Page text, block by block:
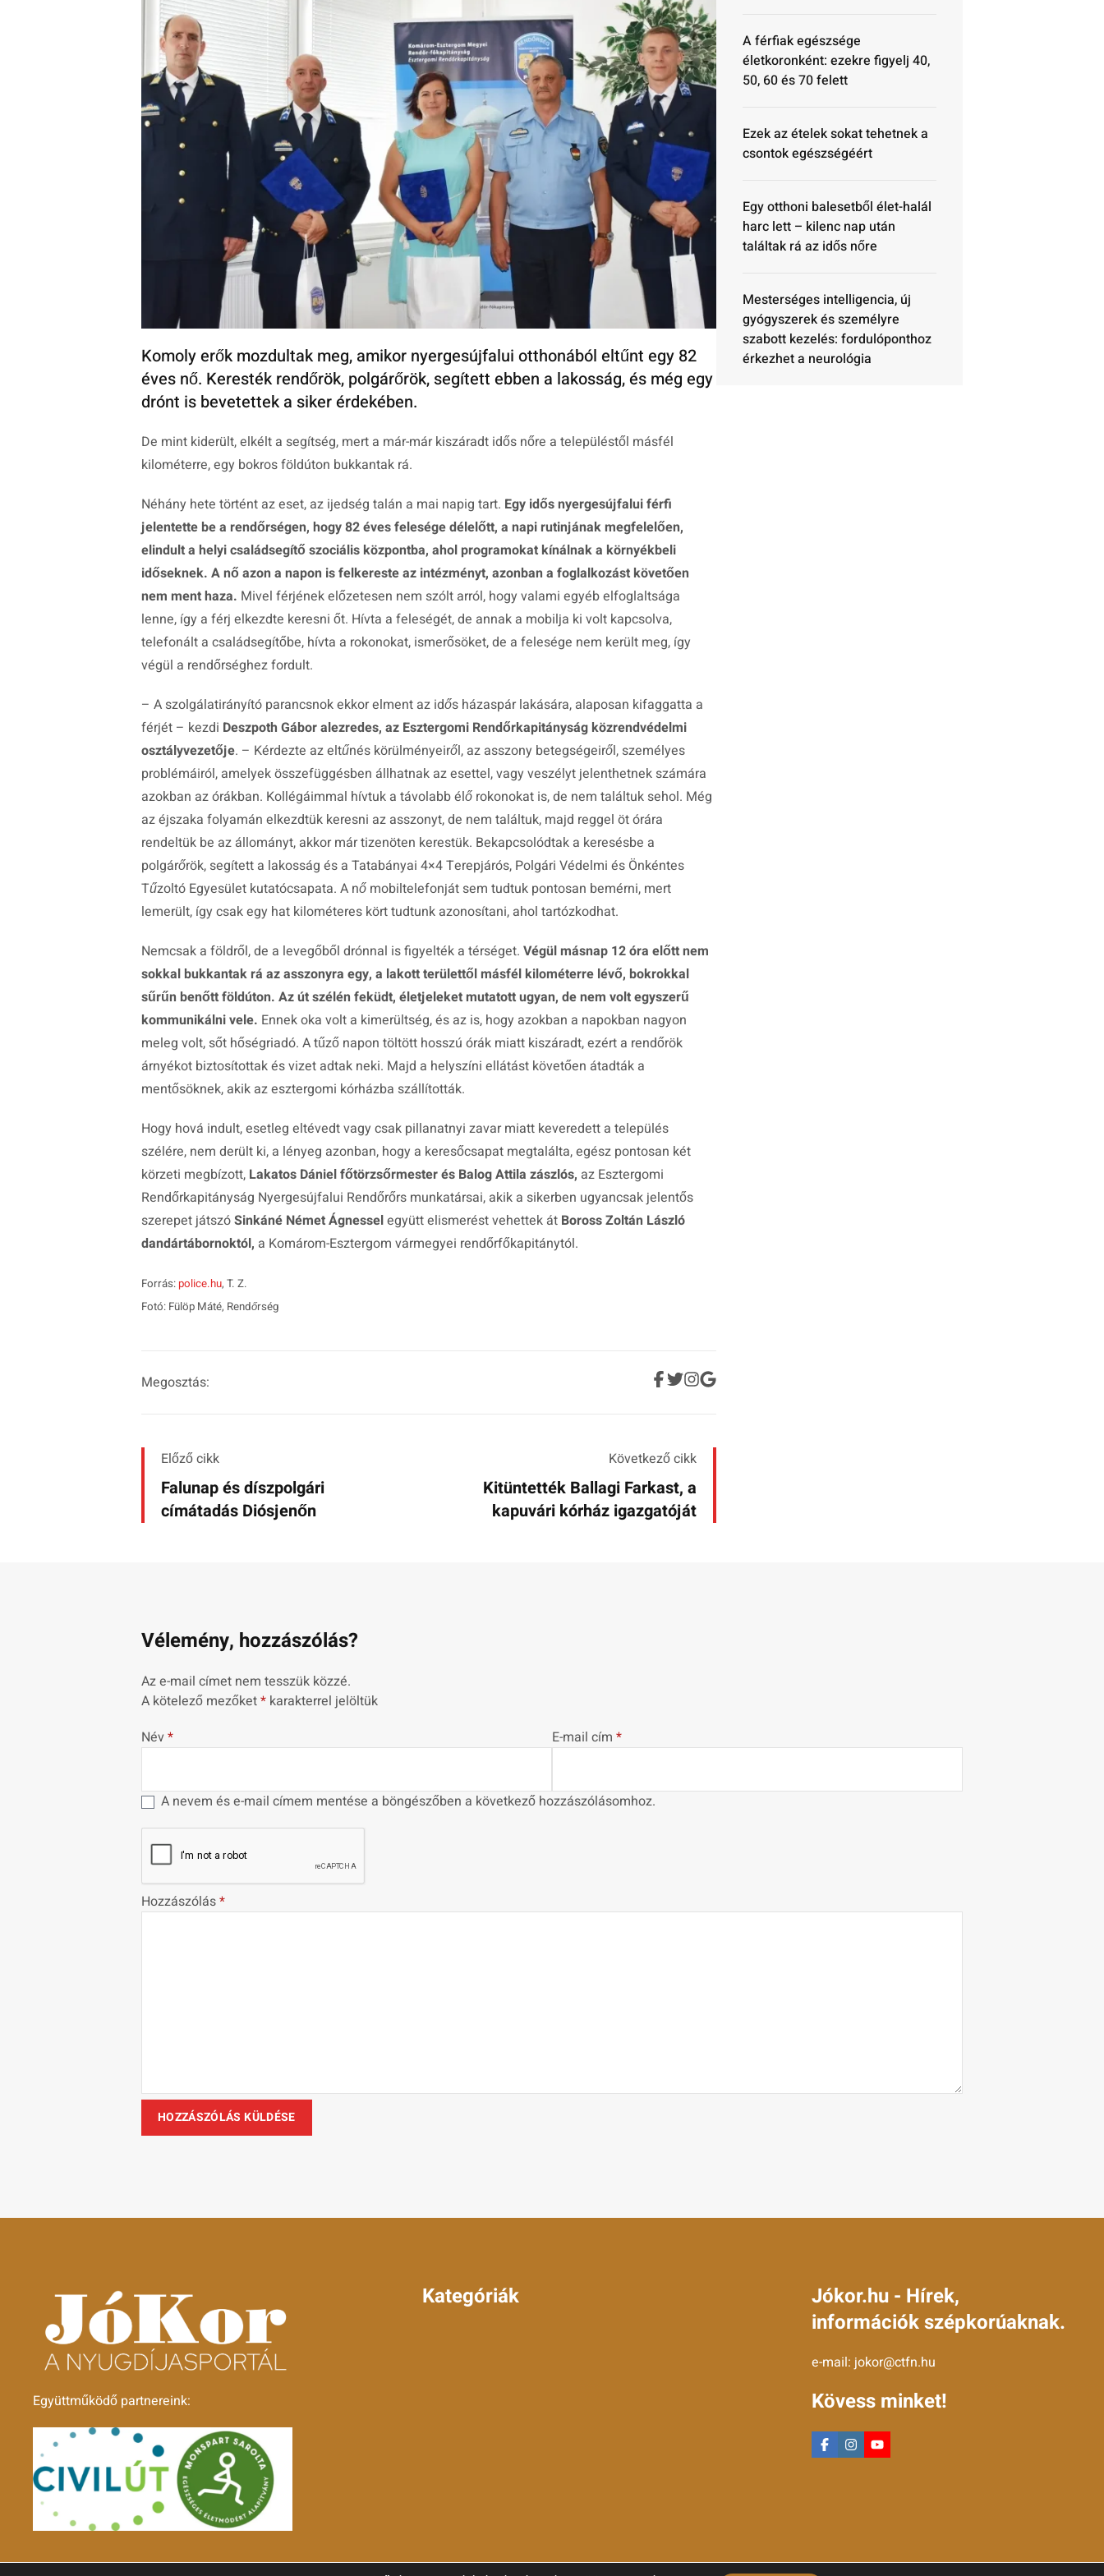
Komoly erők mozdultak meg, amikor nyergesújfalui otthonából eltűnt egy 82
éves nő. Keresték rendőrök, polgárőrök, segített ebben a lakosság, és még egy
drónt is bevetettek a siker érdekében.
De mint kiderült, elkélt a segítség, mert a már-már kiszáradt idős nőre a településtől másfél
kilométerre, egy bokros földúton bukkantak rá.
Néhány hete történt az eset, az ijedség talán a mai napig tart. Egy idős nyergesújfalui férfi
jelentette be a rendőrségen, hogy 82 éves felesége délelőtt, a napi rutinjának megfelelően,
elindult a helyi családsegítő szociális központba, ahol programokat kínálnak a környékbeli
időseknek. A nő azon a napon is felkereste az intézményt, azonban a foglalkozást követően
nem ment haza. Mivel férjének előzetesen nem szólt arról, hogy valami egyéb elfoglaltsága
lenne, így a férj elkezdte keresni őt. Hívta a feleségét, de annak a mobilja ki volt kapcsolva,
telefonált a családsegítőbe, hívta a rokonokat, ismerősöket, de a felesége nem került meg, így
végül a rendőrséghez fordult.
– A szolgálatirányító parancsnok ekkor elment az idős házaspár lakására, alaposan kifaggatta a
férjét – kezdi Deszpoth Gábor alezredes, az Esztergomi Rendőrkapitányság közrendvédelmi
osztályvezetője. – Kérdezte az eltűnés körülményeiről, az asszony betegségeiről, személyes
problémáiról, amelyek összefüggésben állhatnak az esettel, vagy veszélyt jelenthetnek számára
azokban az órákban. Kollégáimmal hívtuk a távolabb élő rokonokat is, de nem találtuk sehol. Még
az éjszaka folyamán elkezdtük keresni az asszonyt, de nem találtuk, majd reggel öt órára
rendeltük be az állományt, akkor már tizenöten kerestük. Bekapcsolódtak a keresésbe a
polgárőrök, segített a lakosság és a Tatabányai 4×4 Terepjárós, Polgári Védelmi és Önkéntes
Tűzoltó Egyesület kutatócsapata. A nő mobiltelefonját sem tudtuk pontosan bemérni, mert
lemerült, így csak egy hat kilométeres kört tudtunk azonosítani, ahol tartózkodhat.
Nemcsak a földről, de a levegőből drónnal is figyelték a térséget. Végül másnap 12 óra előtt nem
sokkal bukkantak rá az asszonyra egy, a lakott területtől másfél kilométerre lévő, bokrokkal
sűrűn benőtt földúton. Az út szélén feküdt, életjeleket mutatott ugyan, de nem volt egyszerű
kommunikálni vele. Ennek oka volt a kimerültség, és az is, hogy azokban a napokban nagyon
meleg volt, sőt hőségriadó. A tűző napon töltött hosszú órák miatt kiszáradt, ezért a rendőrök
árnyékot biztosítottak és vizet adtak neki. Majd a helyszíni ellátást követően átadták a
mentősöknek, akik az esztergomi kórházba szállították.
Hogy hová indult, esetleg eltévedt vagy csak pillanatnyi zavar miatt keveredett a település
szélére, nem derült ki, a lényeg azonban, hogy a keresőcsapat megtalálta, egész pontosan két
körzeti megbízott, Lakatos Dániel főtörzsőrmester és Balog Attila zászlós, az Esztergomi
Rendőrkapitányság Nyergesújfalui Rendőrőrs munkatársai, akik a sikerben ugyancsak jelentős
szerepet játszóSinkáné Német Ágnesselegyütt elismerést vehettek át Boross Zoltán László
dandártábornoktól, a Komárom-Esztergom vármegyei rendőrfőkapitánytól.
Forrás: police.hu, T. Z.
Fotó: Fülöp Máté, Rendőrség
Megosztás:
Előző cikk
Falunap és díszpolgári
címátadás Diósjenőn
Következő cikk
Kitüntették Ballagi Farkast, a
kapuvári kórház igazgatóját
A férfiak egészsége
életkoronként: ezekre figyelj 40,
50, 60 és 70 felett
Ezek az ételek sokat tehetnek a
csontok egészségéért
Egy otthoni balesetből élet-halál
harc lett – kilenc nap után
találtak rá az idős nőre
Mesterséges intelligencia, új
gyógyszerek és személyre
szabott kezelés: fordulóponthoz
érkezhet a neurológia
Vélemény, hozzászólás?
Az e-mail címet nem tesszük közzé.
A kötelező mezőket* karakterrel jelöltük
Név* E-mail cím *
A nevem és e-mail címem mentése a böngészőben a következő hozzászólásomhoz.
Hozzászólás*
Együttműködő partnereink:
Kategóriák
Jókor.hu - Hírek,
információk szépkorúaknak.
e-mail: jokor@ctfn.hu
Kövess minket!